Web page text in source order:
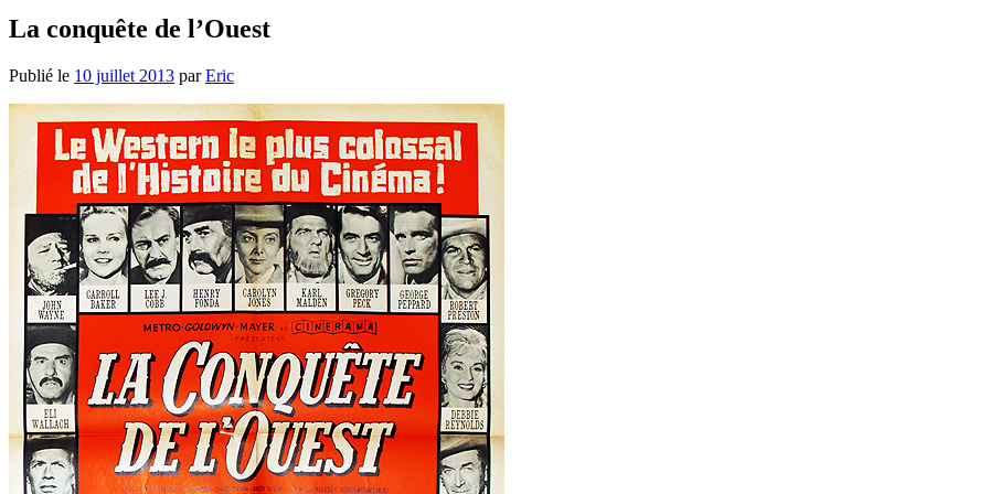
La conquête de l’Ouest
Publié le 10 juillet 2013 parEric